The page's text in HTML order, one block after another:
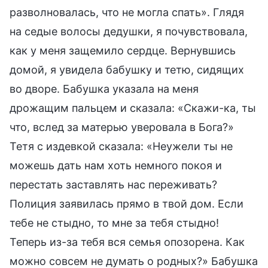
разволновалась, что не могла спать». Глядя
на седые волосы дедушки, я почувствовала,
как у меня защемило сердце. Вернувшись
домой, я увидела бабушку и тетю, сидящих
во дворе. Бабушка указала на меня
дрожащим пальцем и сказала: «Скажи-ка, ты
что, вслед за матерью уверовала в Бога?»
Тетя с издевкой сказала: «Неужели ты не
можешь дать нам хоть немного покоя и
перестать заставлять нас переживать?
Полиция заявилась прямо в твой дом. Если
тебе не стыдно, то мне за тебя стыдно!
Теперь из-за тебя вся семья опозорена. Как
можно совсем не думать о родных?» Бабушка